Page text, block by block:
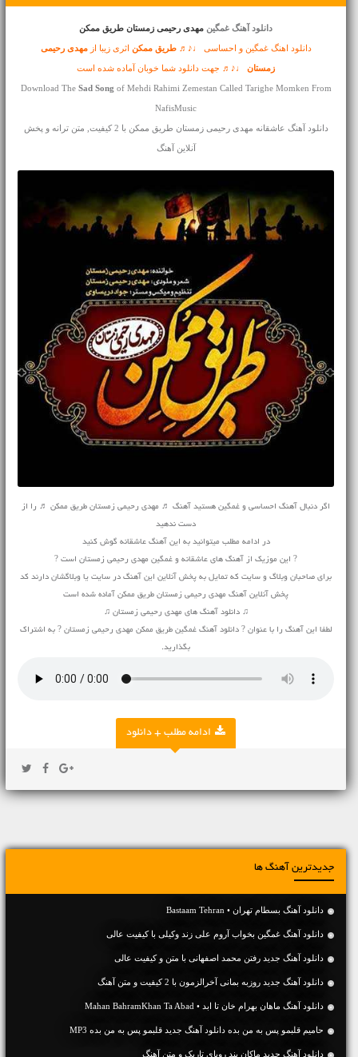
دانلود آهنگ غمگین مهدی رحیمی زمستان طریق ممکن
دانلود اهنگ غمگین و احساسی ♩♪♬ طریق ممکن اثری زیبا ازمهدی رحیمی
زمستان♩♪♬ جهت دانلود شما خوبان آماده شده است
Download The Sad Song of Mehdi Rahimi Zemestan Called Tarighe Momken From
NafisMusic
دانلود آهنگ عاشقانه مهدی رحیمی زمستان طریق ممکن با 2 کیفیت, متن ترانه و پخش
آنلاین آهنگ
اگر دنبال آهنگ احساسی و غمگین هستید آهنگ ♬ مهدی رحیمی زمستان طریق ممکن ♬ را از
دست ندهید
در ادامه مطلب میتوانید به این آهنگ عاشقانه گوش کنید
? این موزیک از آهنگ های عاشقانه و غمگین مهدی رحیمی زمستان است ?
برای صاحبان وبلاگ و سایت که تمایل به پخش آنلاین این آهنگ در سایت یا وبلاگشان دارند کد
پخش آنلاین آهنگ مهدی رحیمی زمستان طریق ممکن آماده شده است
♫ دانلود آهنگ های مهدی رحیمی زمستان ♫
لطفا این آهنگ را با عنوان ? دانلود آهنگ غمگین طریق ممکن مهدی رحیمی زمستان ? به اشتراک
بگذارید.
ادامه مطلب + دانلود
جدیدترین آهنگ ها
دانلود آهنگ بسطام تهران • Bastaam Tehran
دانلود آهنگ غمگین بخواب آروم علی زند وکیلی با کیفیت عالی
دانلود آهنگ جديد رفتن محمد اصفهانی با متن و کیفیت عالی
دانلود آهنگ جديد روزبه بمانی آخرالزمون با 2 کیفیت و متن آهنگ
دانلود آهنگ ماهان بهرام خان تا ابد • Mahan BahramKhan Ta Abad
حامیم قلبمو پس به من بده دانلود آهنگ جدید قلبمو پس به من بده MP3
دانلود آهنگ جديد ماکان بند رویای تاریک و متن آهنگ